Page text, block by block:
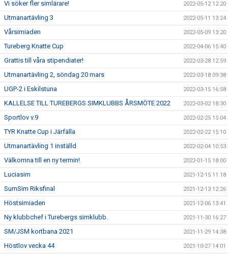
Vi söker fler simlärare! 2022-05-12 12:20
Utmanartävling 3 2022-05-11 13:24
Vårsimiaden 2022-05-09 13:20
Tureberg Knatte Cup 2022-04-06 15:40
Grattis till våra stipendiater! 2022-03-28 12:59
Utmanartävling 2, söndag 20 mars 2022-03-18 09:38
UGP-2 i Eskilstuna 2022-03-15 16:58
KALLELSE TILL TUREBERGS SIMKLUBBS ÅRSMÖTE 2022 2022-03-02 18:30
Sportlov v.9 2022-02-25 15:04
TYR Knatte Cup i Järfälla 2022-02-22 15:10
Utmanartävling 1 inställd 2022-02-04 10:53
Välkomna till en ny termin! 2022-01-15 18:00
Luciasim 2021-12-15 11:18
SumSim Riksfinal 2021-12-13 12:26
Höstsimiaden 2021-12-06 13:41
Ny klubbchef i Turebergs simklubb. 2021-11-30 16:27
SM/JSM kortbana 2021 2021-11-29 14:38
Höstlov vecka 44 2021-10-27 14:01